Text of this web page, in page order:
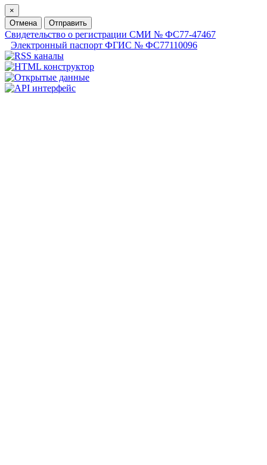
×
Отмена
Отправить
Свидетельство о регистрации СМИ № ФС77-47467
Электронный паспорт ФГИС № ФС77110096